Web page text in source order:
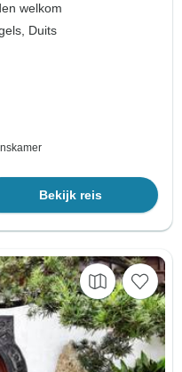
welkom
Duits
Bekijk reis